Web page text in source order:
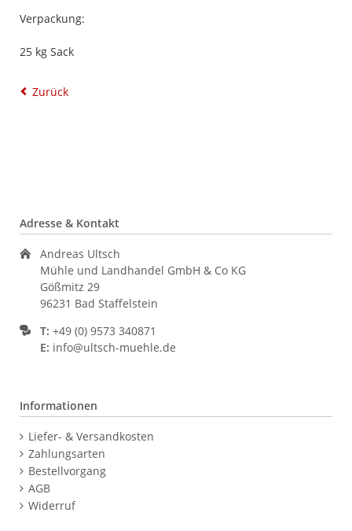
Verpackung:
25 kg Sack
Zurück
Adresse & Kontakt
Andreas Ultsch
Mühle und Landhandel GmbH & Co KG
Gößmitz 29
96231 Bad Staffelstein
T: +49 (0) 9573 340871
E: info@ultsch-muehle.de
Informationen
Navigation
überspringen
Liefer- & Versandkosten
Zahlungsarten
Bestellvorgang
AGB
Widerruf